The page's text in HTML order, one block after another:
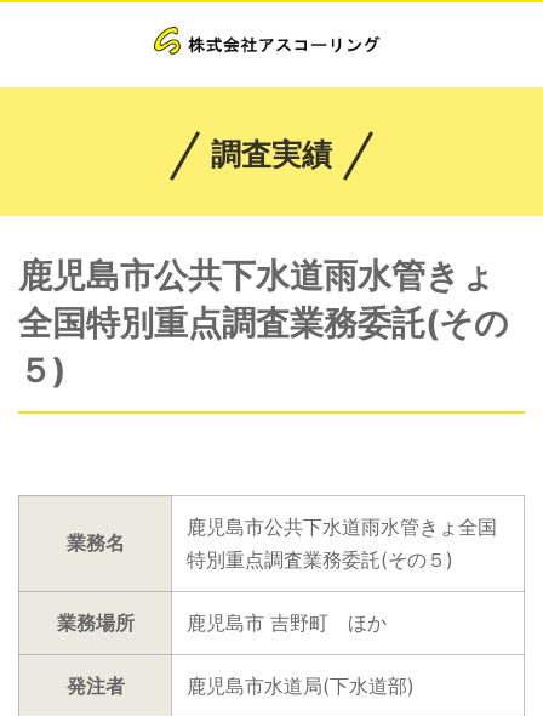
調査実績
鹿児島市公共下水道雨水管きょ
全国特別重点調査業務委託(その
５)
業務名
鹿児島市公共下水道雨水管きょ全国
特別重点調査業務委託(その５)
業務場所 鹿児島市 吉野町 ほか
発注者 鹿児島市水道局(下水道部)